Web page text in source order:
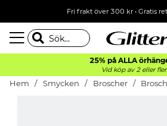
Fri frakt över 300 kr• Gratis
25% på ALLA
Vid köp av 2 eller fler
Hem Smycken Broscher